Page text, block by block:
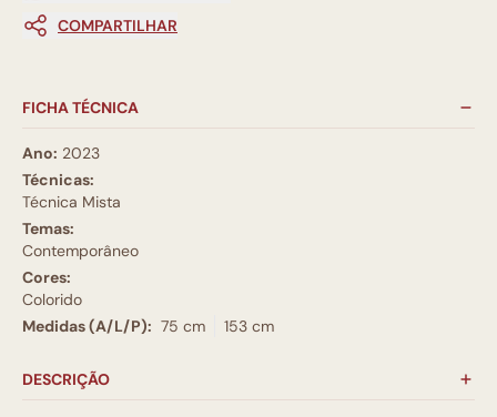
COMPARTILHAR
FICHA TÉCNICA
Ano: 2023
Técnicas:
Técnica Mista
Temas:
Contemporâneo
Cores:
Colorido
Medidas (A/L/P): 75 cm 153 cm
DESCRIÇÃO